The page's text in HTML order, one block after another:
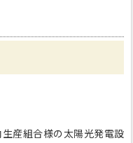
産組合様の太陽光発電設